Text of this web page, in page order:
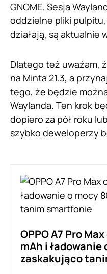
GNOME. Sesja
oddzielne pliki
działają, są aktualnie
Dlatego też uważam,
na Minta 21.3, a
tego, że będzie
Waylanda. Ten krok
dopiero za pół roku
szybko deweloperzy
OPPO A7 Pro
mAh i ładowanie
zaskakująco